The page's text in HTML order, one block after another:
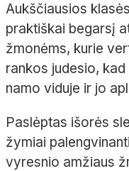
Aukščiausios
praktiškai begarsį
žmonėms, kurie
rankos judesio,
namo viduje ir jo
Paslėptas išorės
žymiai
vyresnio amžiaus